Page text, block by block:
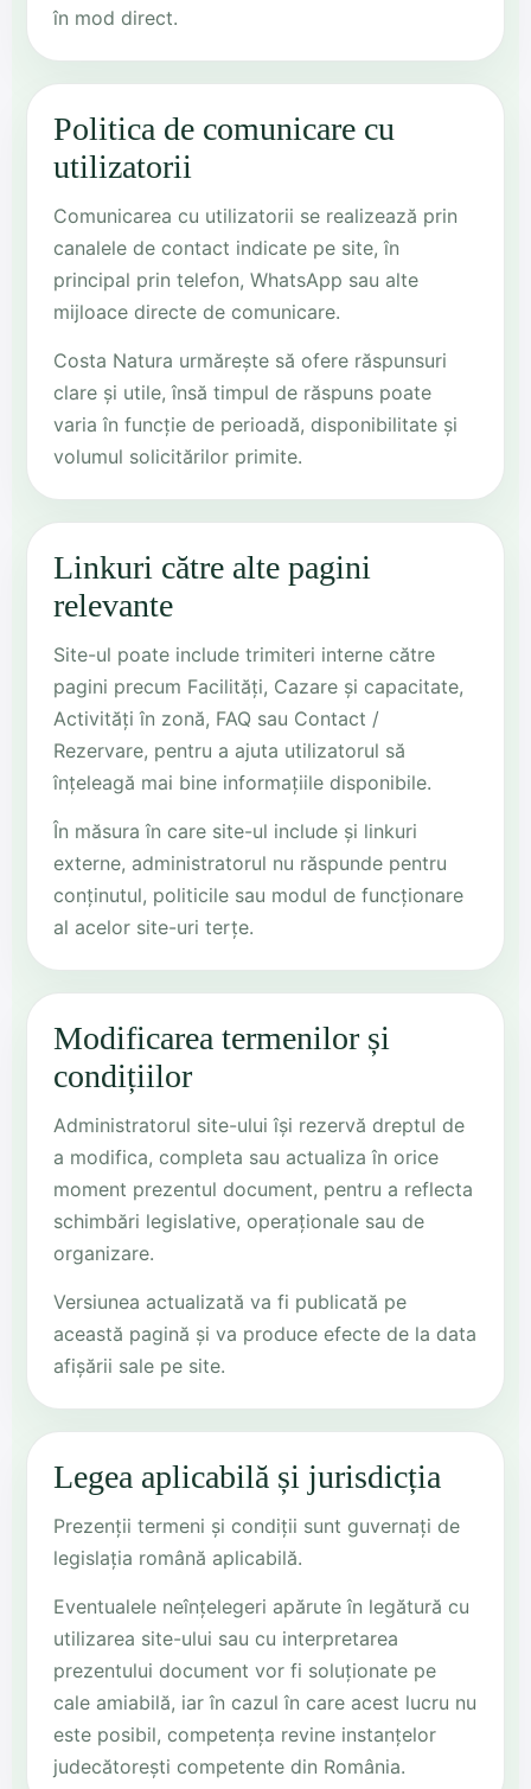
în mod direct.
Politica de comunicare cu
utilizatorii
Comunicarea cu utilizatorii se realizează prin
canalele de contact indicate pe site, în
principal prin telefon, WhatsApp sau alte
mijloace directe de comunicare.
Costa Natura urmărește să ofere răspunsuri
clare și utile, însă timpul de răspuns poate
varia în funcție de perioadă, disponibilitate și
volumul solicitărilor primite.
Linkuri către alte pagini
relevante
Site-ul poate include trimiteri interne către
pagini precum Facilități, Cazare și capacitate,
Activități în zonă, FAQ sau Contact /
Rezervare, pentru a ajuta utilizatorul să
înțeleagă mai bine informațiile disponibile.
În măsura în care site-ul include și linkuri
externe, administratorul nu răspunde pentru
conținutul, politicile sau modul de funcționare
al acelor site-uri terțe.
Modificarea termenilor și
condițiilor
Administratorul site-ului își rezervă dreptul de
a modifica, completa sau actualiza în orice
moment prezentul document, pentru a reflecta
schimbări legislative, operaționale sau de
organizare.
Versiunea actualizată va fi publicată pe
această pagină și va produce efecte de la data
afișării sale pe site.
Legea aplicabilă și jurisdicția
Prezenții termeni și condiții sunt guvernați de
legislația română aplicabilă.
Eventualele neînțelegeri apărute în legătură cu
utilizarea site-ului sau cu interpretarea
prezentului document vor fi soluționate pe
cale amiabilă, iar în cazul în care acest lucru nu
este posibil, competența revine instanțelor
judecătorești competente din România.